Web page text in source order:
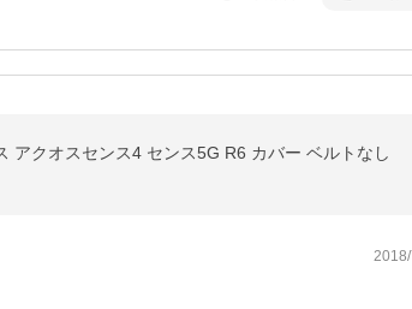
クオスセンス4 センス5G R6 カバー ベルトなし